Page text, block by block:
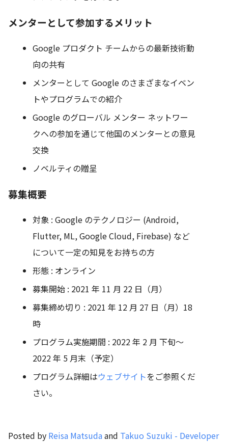
メンターとして参加するメリット
Google プロダクト チームからの最新技術動
向の共有
メンターとして Google のさまざまなイベン
トやプログラムでの紹介
Google のグローバル メンター ネットワー
クへの参加を通じて他国のメンターとの意見
交換
ノベルティの贈呈
募集概要
対象 : Google のテクノロジー (Android,
Flutter, ML, Google Cloud, Firebase) など
について一定の知見をお持ちの方
形態 : オンライン
募集開始 : 2021 年 11 月 22 日（月）
募集締め切り : 2021 年 12 月 27 日（月）18
時
プログラム実施期間 : 2022 年 2 月 下旬～
2022 年 5 月末（予定）
プログラム詳細はウェブサイトをご参照くだ
さい。
Posted by Reisa Matsudaand Takuo Suzuki - Developer